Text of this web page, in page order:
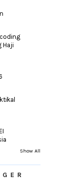
FM
Haji
Show All